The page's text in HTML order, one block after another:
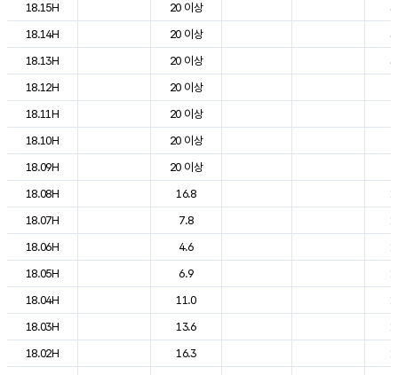
18.15H
20 이상
18.14H
20 이상
18.13H
20 이상
18.12H
20 이상
18.11H
20 이상
18.10H
20 이상
18.09H
20 이상
18.08H
16.8
18.07H
7.8
18.06H
4.6
18.05H
6.9
18.04H
11.0
18.03H
13.6
18.02H
16.3